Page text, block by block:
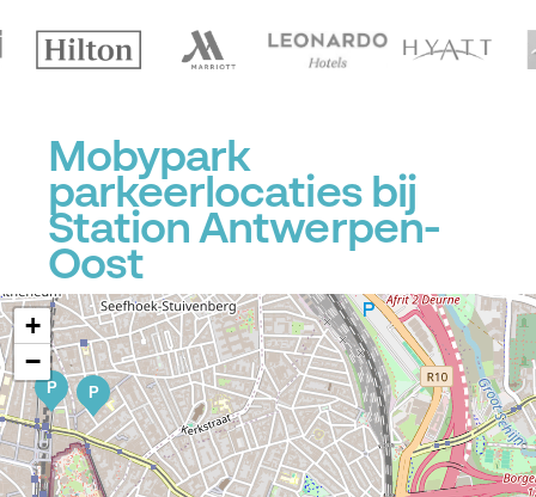
Mobypark
parkeerlocaties bij
Station Antwerpen-
Oost
P
P
+
−